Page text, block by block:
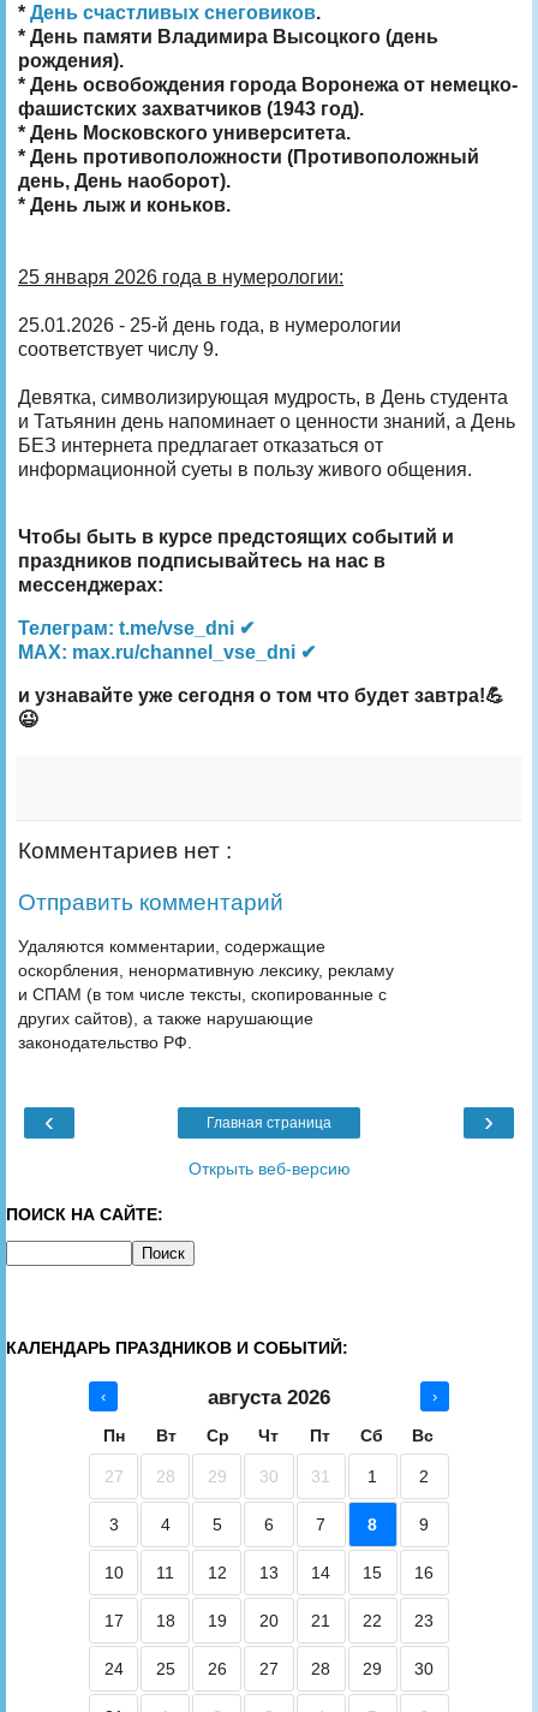
* День счастливых снеговиков.
* День памяти Владимира Высоцкого (день
рождения).
* День освобождения города Воронежа от немецко-
фашистских захватчиков (1943 год).
* День Московского университета.
* День противоположности (Противоположный
день, День наоборот).
* День лыж и коньков.
25 января 2026 года в нумерологии:
25.01.2026 - 25-й день года, в нумерологии
соответствует числу 9.
Девятка, символизирующая мудрость, в День студента
и Татьянин день напоминает о ценности знаний, а День
БЕЗ интернета предлагает отказаться от
информационной суеты в пользу живого общения.
Чтобы быть в курсе предстоящих событий и
праздников подписывайтесь на нас в
мессенджерах:
Телеграм: t.me/vse_dni ✔
MAX: max.ru/channel_vse_dni ✔
и узнавайте уже сегодня о том что будет завтра!💪
😉
Комментариев нет :
Отправить комментарий
Удаляются комментарии, содержащие
оскорбления, ненормативную лексику, рекламу
и СПАМ (в том числе тексты, скопированные с
других сайтов), а также нарушающие
законодательство РФ.
‹ ›
Главная страница
Открыть веб-версию
ПОИСК НА САЙТЕ:
КАЛЕНДАРЬ ПРАЗДНИКОВ И СОБЫТИЙ:
‹ августа 2026 ›
Пн Вт Ср Чт Пт Сб Вс
27 28 29 30 31 1 2
3 4 5 6 7 8 9
10 11 12 13 14 15 16
17 18 19 20 21 22 23
24 25 26 27 28 29 30